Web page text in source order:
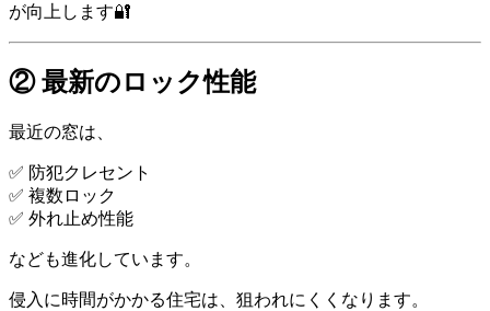
が向上します🔐
② 最新のロック性能
最近の窓は、
✅ 防犯クレセント
✅ 複数ロック
✅ 外れ止め性能
なども進化しています。
侵入に時間がかかる住宅は、狙われにくくなります。